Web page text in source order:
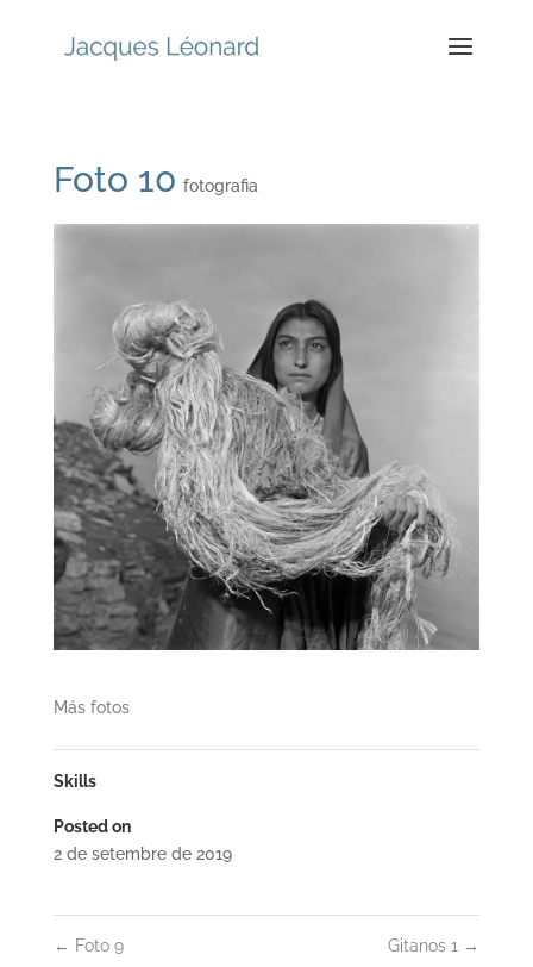
Foto 10 fotografia
Más fotos
Skills
Posted on
2 de setembre de 2019
← Foto 9 Gitanos 1 →